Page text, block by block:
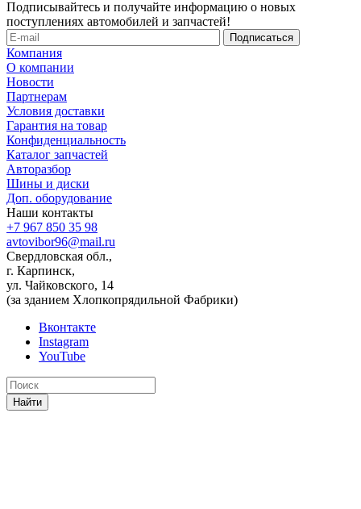
Подписывайтесь и получайте информацию о новых
поступлениях автомобилей и запчастей!
Компания
О компании
Новости
Партнерам
Условия доставки
Гарантия на товар
Конфиденциальность
Каталог запчастей
Авторазбор
Шины и диски
Доп. оборудование
Наши контакты
+7 967 850 35 98
avtovibor96@mail.ru
Свердловская обл.,
г. Карпинск,
ул. Чайковского, 14
(за зданием Хлопкопрядильной Фабрики)
Вконтакте
Instagram
YouTube
Найти